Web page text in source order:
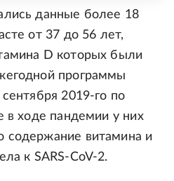
данные более 18
от 37 до 56 лет,
D которых были
программы
2019-го по
в ходе пандемии у них
содержание витамина и
к SARS-CoV-2.